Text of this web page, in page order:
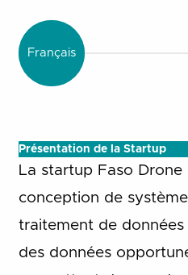
Français
Présentation de la Startup
La startup Faso
conception de
traitement de données
des données